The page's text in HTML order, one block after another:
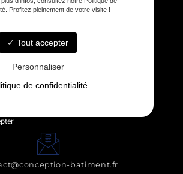
DES BLEUETS, 31790 SAINT-JORY
batiment.fr
Profitez pleinement de votre visite !
Tout accepter
Personnaliser
de confidentialité